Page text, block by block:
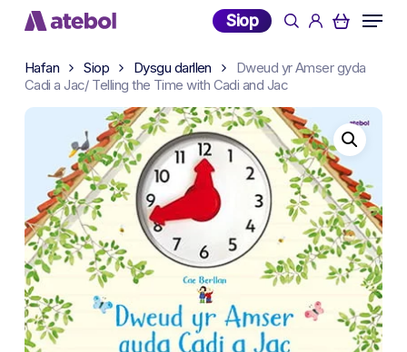
Skip
content
Siop searchaccount
Menu
Hafan Siop Dysgu darllen
Dweud yr Amser gyda
Cadi a Jac/ Telling the Time with Cadi and Jac